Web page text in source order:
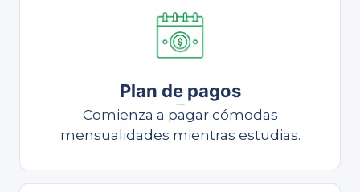
Plan de pagos
Comienza a pagar cómodas
mensualidades mientras estudias.